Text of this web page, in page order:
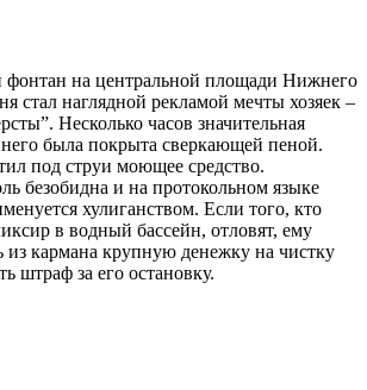
фонтан на центральной площади Нижнего
стал наглядной рекламой мечты хозяек –
Несколько часов значительная
него была покрыта сверкающей пеной.
под струи моющее средство.
безобидна и на протокольном языке
хулиганством. Если того, кто
в водный бассейн, отловят, ему
из кармана крупную денежку на чистку
штраф за его остановку.